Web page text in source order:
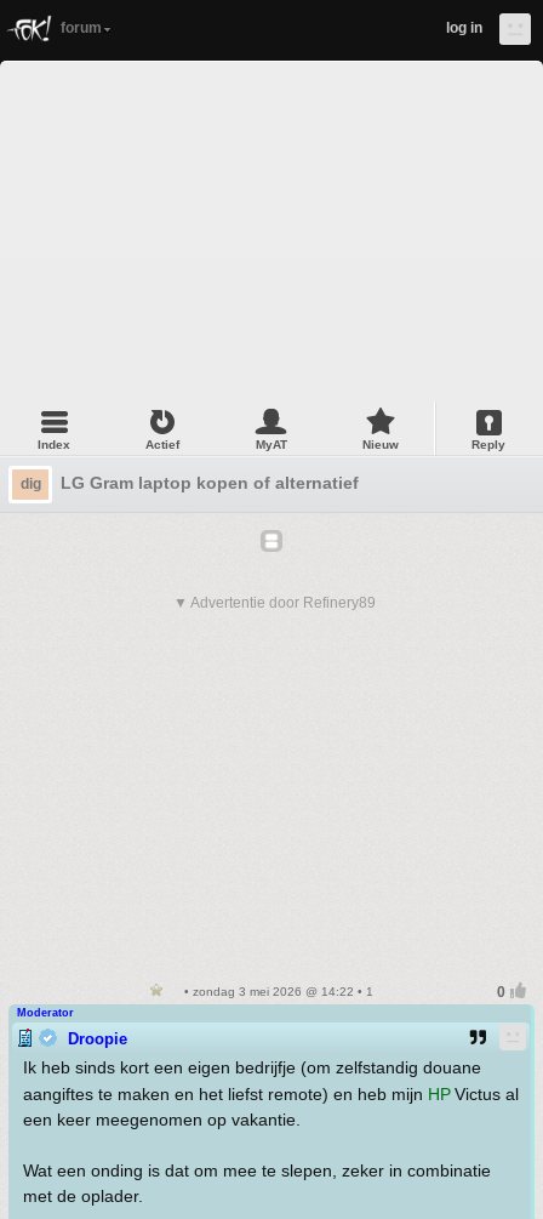
forum log in
Index Actief MyAT Nieuw Reply
dig LG Gram laptop kopen of alternatief
▼ Advertentie door Refinery89
• zondag 3 mei 2026 @ 14:22 • 1
Moderator
Droopie
Ik heb sinds kort een eigen bedrijfje (om zelfstandig douane
aangiftes te maken en het liefst remote) en heb mijn HPVictus al
een keer meegenomen op vakantie.
Wat een onding is dat om mee te slepen, zeker in combinatie
met de oplader.